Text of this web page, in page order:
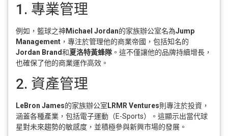
1. 專業管理
例如，籃球之神 Michael Jordan的家族辦公室名為Jump
Management ，專注於管理他的商業帝國，包括知名的
Jordan Brand和夏洛特黃蜂隊 。這不僅讓他的品牌持續增長，
也確保了他的商業運作高效。
2. 資產管理
LeBron James的家族辦公室 LRMR Ventures則專注於投資，
涵蓋各種產業，包括電子運動（E-Sports）。這顯示出當代球
星對未來趨勢的敏感度，並積極參與新興市場的發展。